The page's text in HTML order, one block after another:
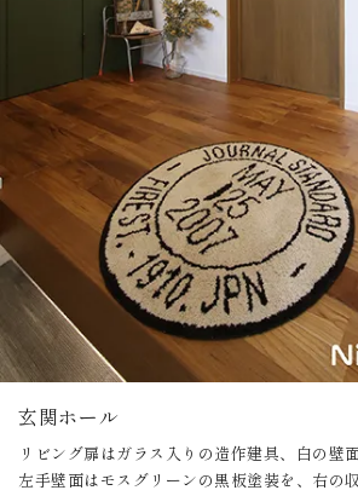
玄関ホール
リビング扉はガラス入りの造作建具、白の壁
左手壁面はモスグリーンの黒板塗装を、右の